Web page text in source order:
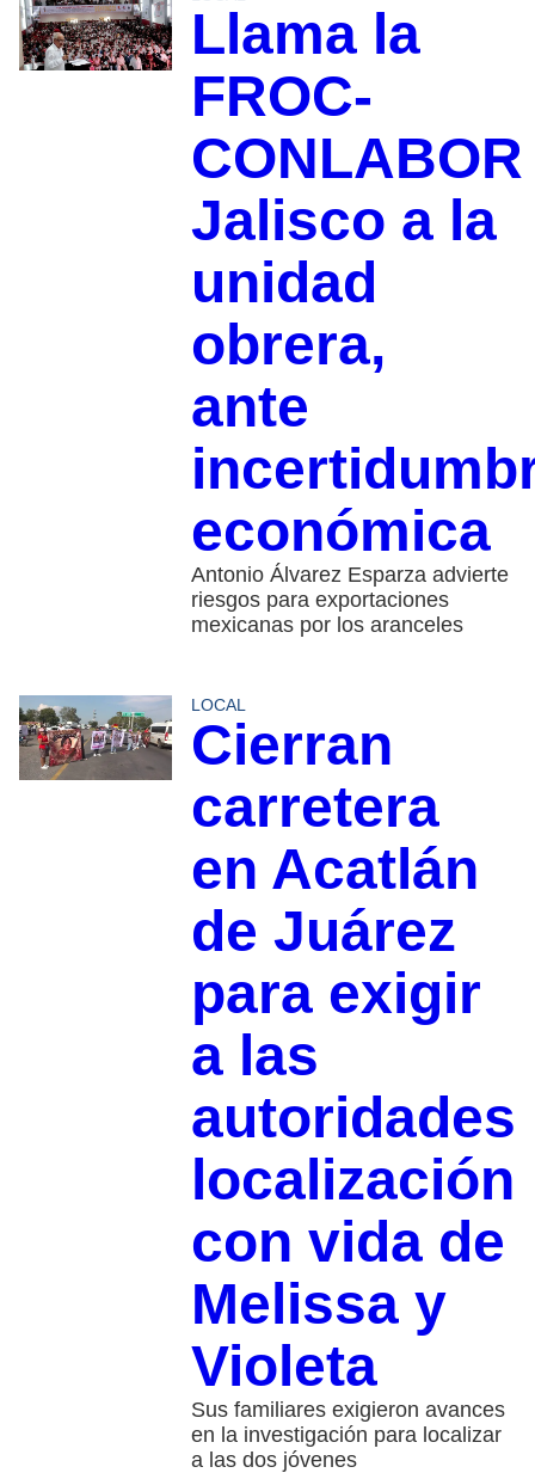
Llama la
FROC-
CONLABOR
Jalisco a la
unidad
obrera,
ante
económica
Antonio Álvarez Esparza advierte
riesgos para exportaciones
mexicanas por los aranceles
LOCAL
Cierran
carretera
en Acatlán
de Juárez
para exigir
a las
autoridades
localización
con vida de
Melissa y
Violeta
Sus familiares exigieron avances
en la investigación para localizar
a las dos jóvenes